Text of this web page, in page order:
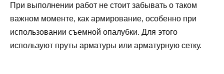
При выполнении работ не стоит забывать о таком
важном моменте, как армирование, особенно при
использовании съемной опалубки. Для этого
используют пруты арматуры или арматурную сетку.